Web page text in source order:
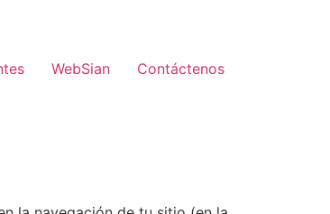
WebSian Contáctenos